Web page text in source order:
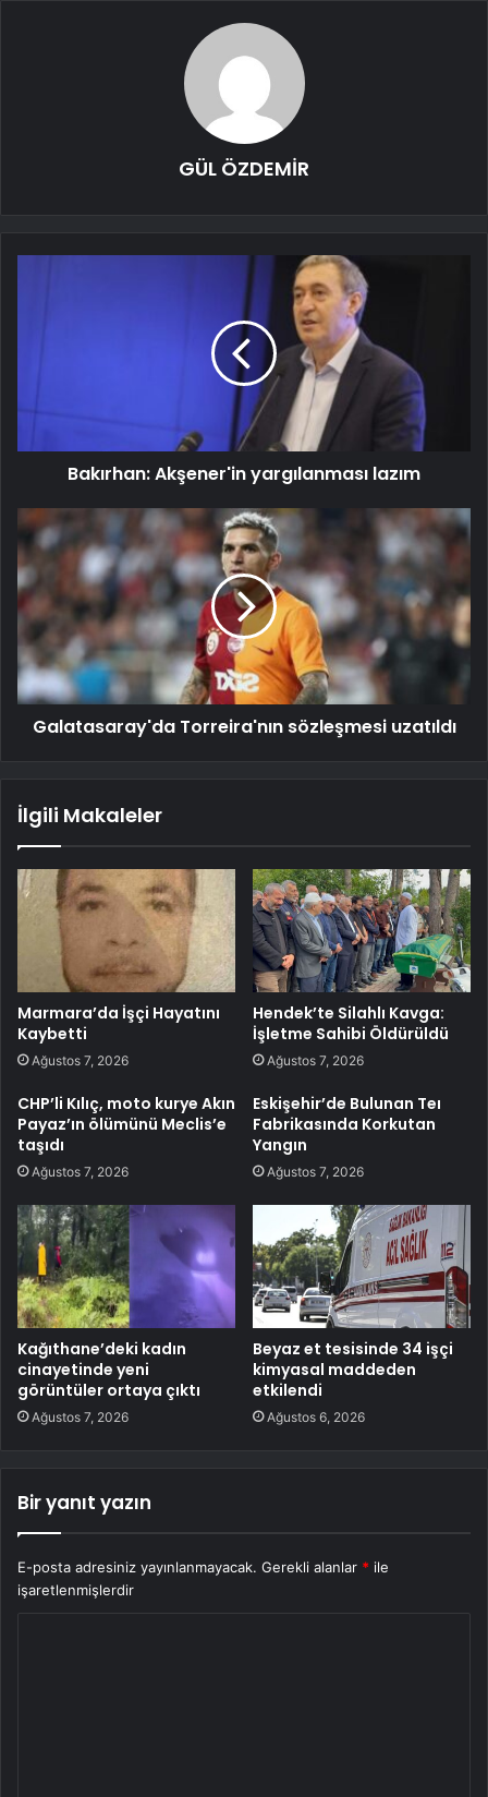
GÜL ÖZDEMİR
Bakırhan: Akşener'in yargılanması lazım
Galatasaray'da Torreira'nın sözleşmesi uzatıldı
İlgili Makaleler
Marmara’da İşçi Hayatını
Kaybetti
Ağustos 7, 2026
Hendek’te Silahlı Kavga:
İşletme Sahibi Öldürüldü
Ağustos 7, 2026
CHP’li Kılıç, moto kurye Akın
Payaz’ın ölümünü Meclis’e
taşıdı
Ağustos 7, 2026
Eskişehir’de Bulunan Teı
Fabrikasında Korkutan
Yangın
Ağustos 7, 2026
Kağıthane’deki kadın
cinayetinde yeni
görüntüler ortaya çıktı
Ağustos 7, 2026
Beyaz et tesisinde 34 işçi
kimyasal maddeden
etkilendi
Ağustos 6, 2026
Bir yanıt yazın
E-posta adresiniz yayınlanmayacak. Gerekli alanlar * ile
işaretlenmişlerdir